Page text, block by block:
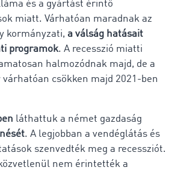
és a gyártást érintő
miatt. Várhatóan maradnak az
kormányzati, a válság hatásait
programok. A recesszió miatti
halmozódnak majd, de a
csökken majd 2021-ben
láthattuk a német gazdaság
. A legjobban a vendéglátás és
szenvedték meg a recessziót.
nem érintették a